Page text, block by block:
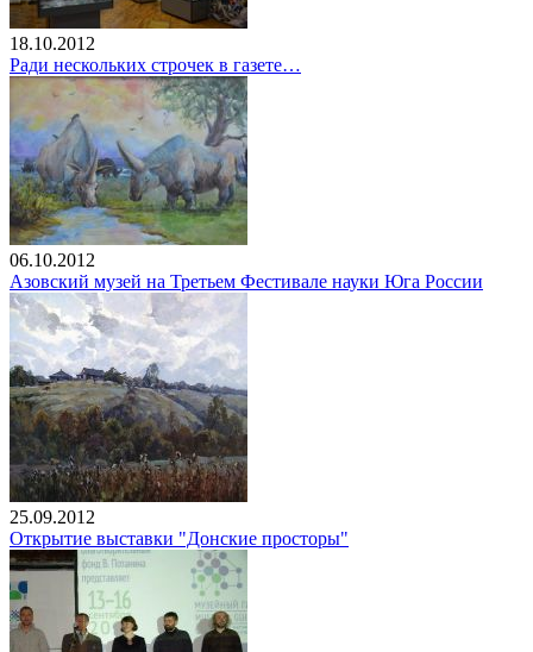
18.10.2012
Ради нескольких строчек в газете…
06.10.2012
Азовский музей на Третьем Фестивале науки Юга России
25.09.2012
Открытие выставки "Донские просторы"